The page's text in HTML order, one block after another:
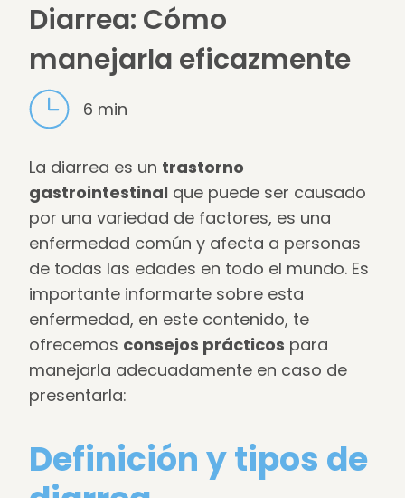
Diarrea: Cómo
manejarla eficazmente
6 min
La diarrea es un trastorno
gastrointestinal que puede ser causado
por una variedad de factores, es una
enfermedad común y afecta a personas
de todas las edades en todo el mundo. Es
importante informarte sobre esta
enfermedad, en este contenido, te
ofrecemos consejos prácticos para
manejarla adecuadamente en caso de
presentarla:
Definición y tipos de